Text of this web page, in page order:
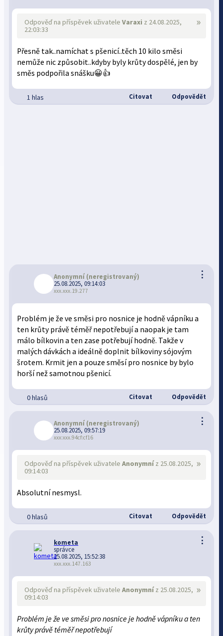
»
Odpověď na příspěvek uživateleVaraxi z 24.08.2025,
22:03:33
Přesně tak..namíchat s pšenicí..těch 10 kilo směsi
nemůže nic způsobit..kdyby byly krůty dospělé, jen by
směs podpořila snášku😀👍
1 hlas Citovat Odpovědět
⋮
Anonymní (neregistrovaný)
25.08.2025, 09:14:03
xxx.xxx.19.277
Problém je že ve směsi pro nosnice je hodně vápníku a
ten krůty právě téměř nepotřebují a naopak je tam
málo bílkovin a ten zase potřebují hodně. Takže v
malých dávkách a ideálně doplnit bílkoviny sójovým
šrotem. Krmit jen a pouze směsí pro nosnice by bylo
horší než samotnou pšenicí.
0 hlasů Citovat Odpovědět
⋮
Anonymní (neregistrovaný)
25.08.2025, 09:57:19
xxx:xxx.94cf:cf16
»
Odpověď na příspěvek uživateleAnonymníz 25.08.2025,
09:14:03
Absolutní nesmysl.
0 hlasů Citovat Odpovědět
⋮
kometa
správce
25.08.2025, 15:52:38
xxx.xxx.147.163
»
Odpověď na příspěvek uživateleAnonymníz 25.08.2025,
09:14:03
Problém je že ve směsi pro nosnice je hodně vápníku a ten
krůty právě téměř nepotřebují